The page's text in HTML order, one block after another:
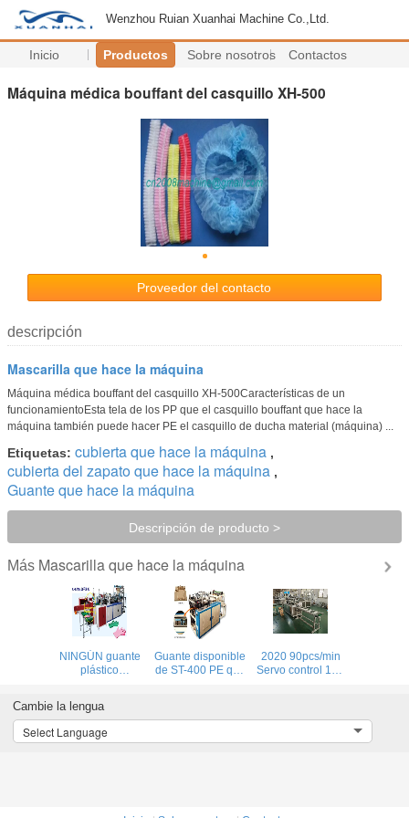
Wenzhou Ruian Xuanhai Machine Co.,Ltd.
Inicio Productos Sobre nosotros Contactos
Máquina médica bouffant del casquillo XH-500
Proveedor del contacto
descripción
Mascarilla que hace la máquina
Máquina médica bouffant del casquillo XH-500Características de un
funcionamientoEsta tela de los PP que el casquillo bouffant que hace la
máquina también puede hacer PE el casquillo de ducha material (máquina) ...
Etiquetas: cubierta que hace la máquina ,
cubierta del zapato que hace la máquina ,
Guante que hace la máquina
Descripción de producto >
Más Mascarilla que hace la máquina
NINGÚN guante
plástico
DE TRABAJO del
CPE que hace la
máquina con la
Guante disponible
de ST-400 PE que
2020 90pcs/min
Servo control 1+1
mask making
Cambie la lengua
Select Language